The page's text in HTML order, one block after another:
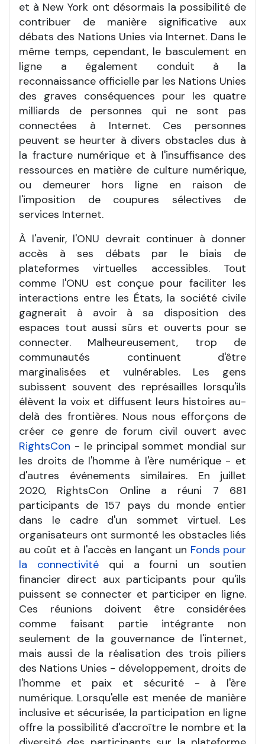
et à New York ont désormais la possibilité de
contribuer de manière significative aux
débats des Nations Unies via Internet. Dans le
même temps, cependant, le basculement en
ligne a également conduit à la
reconnaissance officielle par les Nations Unies
des graves conséquences pour les quatre
milliards de personnes qui ne sont pas
connectées à Internet. Ces personnes
peuvent se heurter à divers obstacles dus à
la fracture numérique et à l'insuffisance des
ressources en matière de culture numérique,
ou demeurer hors ligne en raison de
l'imposition de coupures sélectives de
services Internet.
À l'avenir, l'ONU devrait continuer à donner
accès à ses débats par le biais de
plateformes virtuelles accessibles. Tout
comme l'ONU est conçue pour faciliter les
interactions entre les États, la société civile
gagnerait à avoir à sa disposition des
espaces tout aussi sûrs et ouverts pour se
connecter. Malheureusement, trop de
communautés continuent d'être
marginalisées et vulnérables. Les gens
subissent souvent des représailles lorsqu'ils
élèvent la voix et diffusent leurs histoires au-
delà des frontières. Nous nous efforçons de
créer ce genre de forum civil ouvert avec
RightsCon - le principal sommet mondial sur
les droits de l'homme à l'ère numérique - et
d'autres événements similaires. En juillet
2020, RightsCon Online a réuni 7 681
participants de 157 pays du monde entier
dans le cadre d'un sommet virtuel. Les
organisateurs ont surmonté les obstacles liés
au coût et à l'accès en lançant un Fonds pour
la connectivitéqui a fourni un soutien
financier direct aux participants pour qu'ils
puissent se connecter et participer en ligne.
Ces réunions doivent être considérées
comme faisant partie intégrante non
seulement de la gouvernance de l'internet,
mais aussi de la réalisation des trois piliers
des Nations Unies - développement, droits de
l'homme et paix et sécurité - à l'ère
numérique. Lorsqu'elle est menée de manière
inclusive et sécurisée, la participation en ligne
offre la possibilité d'accroître le nombre et la